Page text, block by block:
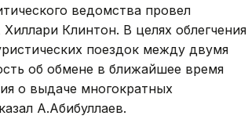
ведомства провел
Клинтон. В целях облегчения
поездок между двумя
об обмене в ближайшее время
о выдаче многократных
А.Абибуллаев.